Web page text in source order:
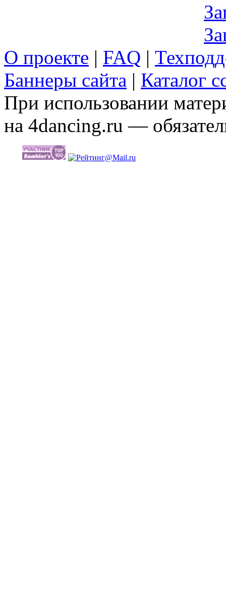
О проекте | FAQ |
Баннеры сайта | Каталог
При использовании
на 4dancing.ru —